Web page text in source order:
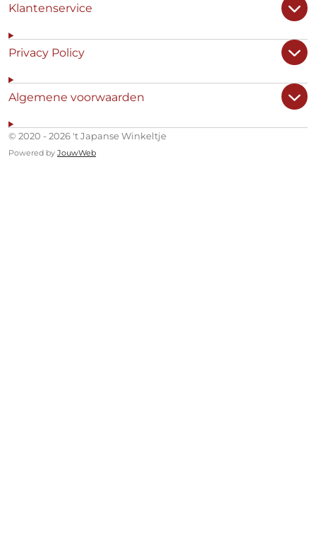
Klantenservice
Privacy Policy
Algemene voorwaarden
© 2020 - 2026 't Japanse Winkeltje
Powered by JouwWeb